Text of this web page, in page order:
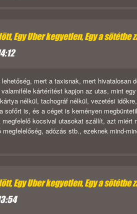
Egy Uber kegyetlen, Egy a sötétbe
mert a taxisnak, mert
kártérítést kapjon az utas, mint
nélkül, tachográf nélkül, vezetési
sofőrt is, és a céget is keményen
kocsival utasokat szállít, azt
adózás stb., ezeknek mind-
Egy Uber kegyetlen, Egy a sötétbe